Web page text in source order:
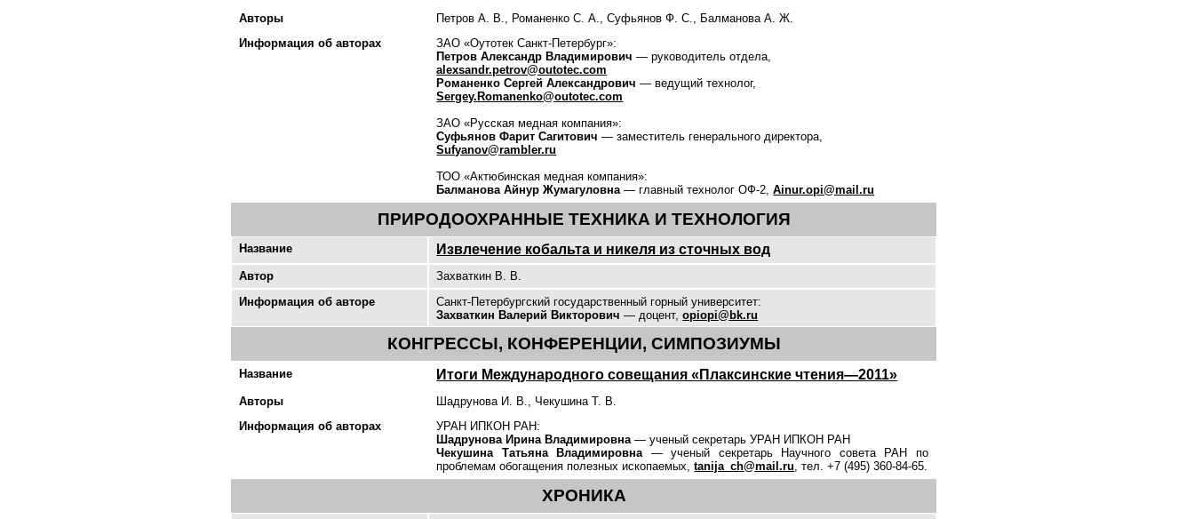
Авторы
Петров А. В., Романенко С. А., Суфьянов Ф. С., Балманова А. Ж.
Информация об авторах
ЗАО «Оутотек Санкт-Петербург»:
Петров Александр Владимирович — руководитель отдела,
alexsandr.petrov@outotec.com
Романенко Сергей Александрович — ведущий технолог,
Sergey.Romanenko@outotec.com
ЗАО «Русская медная компания»:
Суфьянов Фарит Сагитович — заместитель генерального директора,
Sufyanov@rambler.ru
ТОО «Актюбинская медная компания»:
Балманова Айнур Жумагуловна— главный технолог ОФ-2,Ainur.opi@mail.ru
ПРИРОДООХРАННЫЕ ТЕХНИКА И ТЕХНОЛОГИЯ
Название Извлечение кобальта и никеля из сточных вод
Автор
Захваткин В. В.
Информация об авторе
Санкт-Петербургский государственный горный университет:
Захваткин Валерий Викторович — доцент,opiopi@bk.ru
КОНГРЕССЫ, КОНФЕРЕНЦИИ, СИМПОЗИУМЫ
Название Итоги Международного совещания «Плаксинские чтения—2011»
Авторы
Шадрунова И. В., Чекушина Т. В.
Информация об авторах
УРАН ИПКОН РАН:
Шадрунова Ирина Владимировна— ученый секретарь УРАН ИПКОН РАН
Чекушина Татьяна Владимировна— ученый секретарь Научного совета РАН по
проблемам обогащения полезных ископаемых,tanija_ch@mail.ru, тел. +7 (495) 360-84-65.
ХРОНИКА